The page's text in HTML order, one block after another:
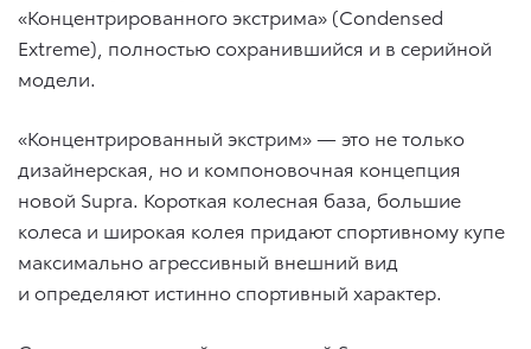
«Концентрированного экстрима» (Condensed
Extreme), полностью сохранившийся и в серийной
модели.
«Концентрированный экстрим» — это не только
дизайнерская, но и компоновочная концепция
новой Supra. Короткая колесная база, большие
колеса и широкая колея придают спортивному купе
максимально агрессивный внешний вид
и определяют истинно спортивный характер.